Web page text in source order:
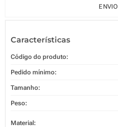
ENVIO
Características
Código do produto:
Pedido mínimo:
Tamanho:
Peso:
Material: